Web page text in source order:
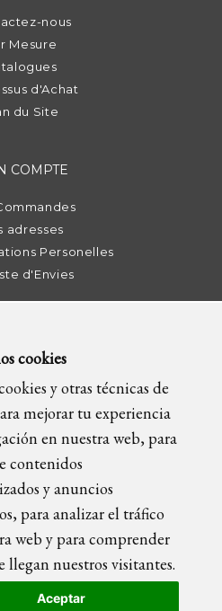
cookies
y otras técnicas de
mejorar tu experiencia
en nuestra web, para
contenidos
y anuncios
para analizar el tráfico
web y para comprender
llegan nuestros visitantes.
Aceptar
nous
Mesure
d'Achat
du Site
COMPTE
adresses
Personelles
d'Envies
Alt, 43 | 08003 Barcelona.
78 43 | +34 630 82 09 89 |
| Cookies
NOUS